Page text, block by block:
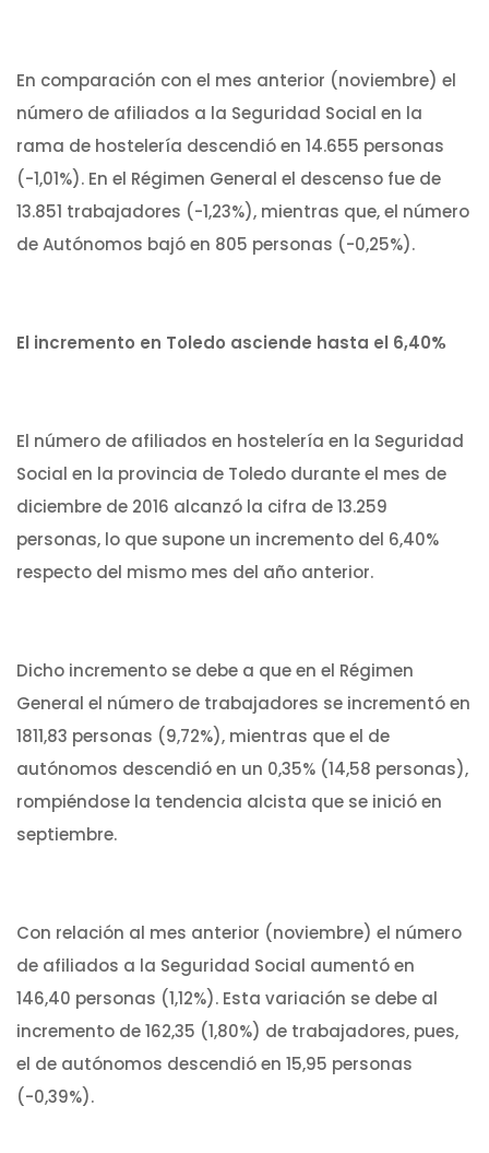
En comparación con el mes anterior (noviembre) el
número de afiliados a la Seguridad Social en la
rama de hostelería descendió en 14.655 personas
(-1,01%). En el Régimen General el descenso fue de
13.851 trabajadores (-1,23%), mientras que, el número
de Autónomos bajó en 805 personas (-0,25%).
El incremento en Toledo asciende hasta el 6,40%
El número de afiliados en hostelería en la Seguridad
Social en la provincia de Toledo durante el mes de
diciembre de 2016 alcanzó la cifra de 13.259
personas, lo que supone un incremento del 6,40%
respecto del mismo mes del año anterior.
Dicho incremento se debe a que en el Régimen
General el número de trabajadores se incrementó en
1811,83 personas (9,72%), mientras que el de
autónomos descendió en un 0,35% (14,58 personas),
rompiéndose la tendencia alcista que se inició en
septiembre.
Con relación al mes anterior (noviembre) el número
de afiliados a la Seguridad Social aumentó en
146,40 personas (1,12%). Esta variación se debe al
incremento de 162,35 (1,80%) de trabajadores, pues,
el de autónomos descendió en 15,95 personas
(-0,39%).